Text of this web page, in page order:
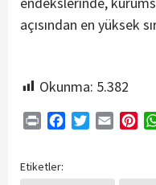
açısından en yüksek
Okunma: 5.382
Print FacebookTwitterEmail
Etiketler: